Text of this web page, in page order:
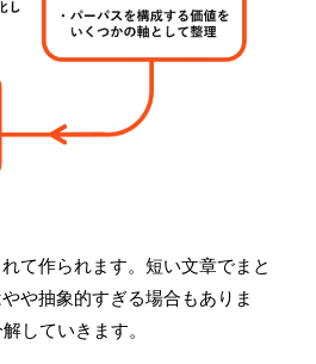
て作られます。短い文章でまと
や抽象的すぎる場合もありま
していきます。